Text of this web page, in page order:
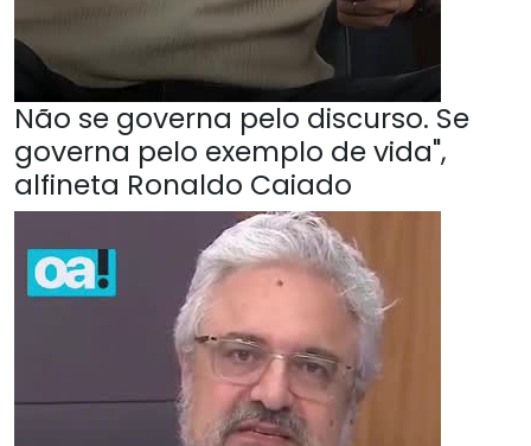
Não se governa pelo discurso. Se
governa pelo exemplo de vida",
alfineta Ronaldo Caiado